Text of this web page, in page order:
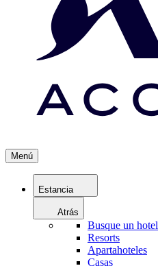
Menú
Estancia
Atrás
Busque un hotel
Resorts
Apartahoteles
Casas